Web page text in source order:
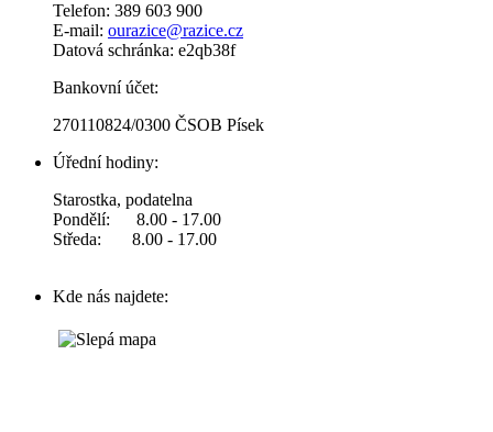
Telefon: 389 603 900
E-mail: ourazice@razice.cz
Datová schránka: e2qb38f
Bankovní účet:
270110824/0300 ČSOB Písek
Úřední hodiny:
Starostka, podatelna
Pondělí: 8.00 - 17.00
Středa: 8.00 - 17.00
Kde nás najdete: